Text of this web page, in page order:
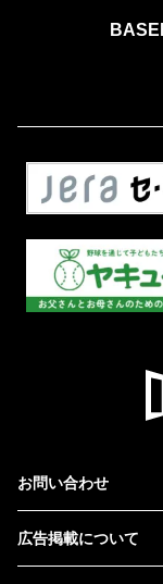
お問い合わせ
広告掲載について